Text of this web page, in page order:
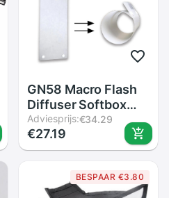
GN58 Macro Flash
Diffuser Softbox
Voor K808 K888
Magic Led Macro
Speedlite Flash
Heads Ring Flash
Adviesprijs:€34.29
€27.19
BESPAAR €3.80